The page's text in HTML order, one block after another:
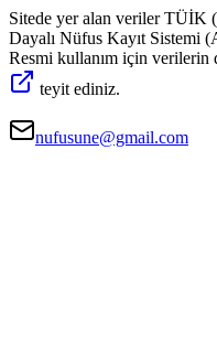
Sitede yer alan veriler TÜİK
Dayalı Nüfus Kayıt Sistemi
Resmi kullanım için verilerin
teyit ediniz.
nufusune@gmail.com